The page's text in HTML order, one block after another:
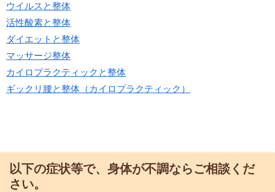
ウイルスと整体
活性酸素と整体
ダイエットと整体
マッサージ整体
カイロプラクティックと整体
ギックリ腰と整体（カイロプラクティック）
以下の症状等で、身体が不調ならご相談くだ
さい。